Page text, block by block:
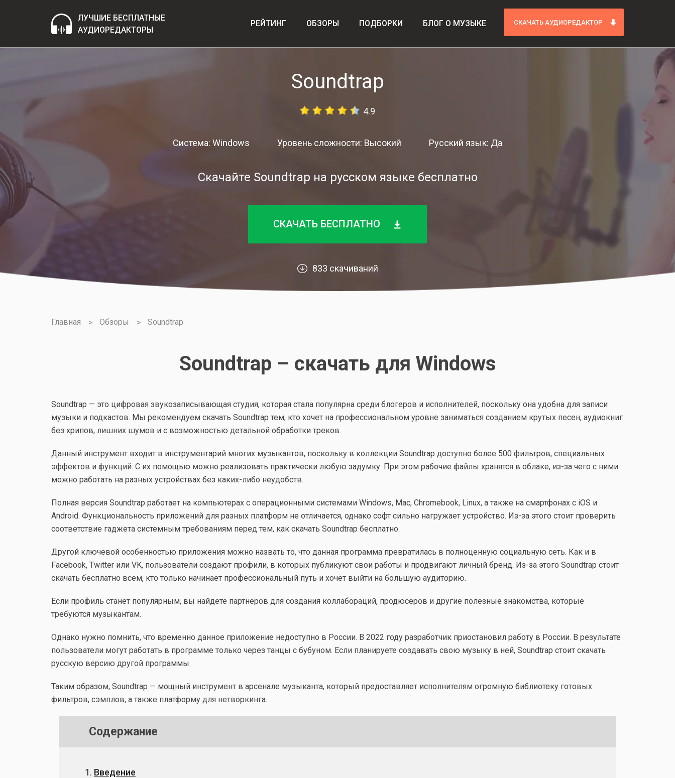
ЛУЧШИЕ БЕСПЛАТНЫЕ
АУДИОРЕДАКТОРЫ
РЕЙТИНГ ОБЗОРЫ ПОДБОРКИ БЛОГ О МУЗЫКЕ СКАЧАТЬ АУДИОРЕДАКТОР
Soundtrap
4.9
Система: Windows Уровень сложности: Высокий Русский язык: Да
Скачайте Soundtrap на русском языке бесплатно
СКАЧАТЬ БЕСПЛАТНО
833 скачиваний
Главная Обзоры Soundtrap
Soundtrap – скачать для Windows
Soundtrap — это цифровая звукозаписывающая студия, которая стала популярна среди блогеров и исполнителей, поскольку она удобна для записи
музыки и подкастов. Мы рекомендуем скачать Soundtrap тем, кто хочет на профессиональном уровне заниматься созданием крутых песен, аудиокниг
без хрипов, лишних шумов и с возможностью детальной обработки треков.
Данный инструмент входит в инструментарий многих музыкантов, поскольку в коллекции Soundtrap доступно более 500 фильтров, специальных
эффектов и функций. С их помощью можно реализовать практически любую задумку. При этом рабочие файлы хранятся в облаке, из-за чего с ними
можно работать на разных устройствах без каких-либо неудобств.
Полная версия Soundtrap работает на компьютерах с операционными системами Windows, Mac, Chromebook, Linux, а также на смартфонах с iOS и
Android. Функциональность приложений для разных платформ не отличается, однако софт сильно нагружает устройство. Из-за этого стоит проверить
соответствие гаджета системным требованиям перед тем, как скачать Soundtrap бесплатно.
Другой ключевой особенностью приложения можно назвать то, что данная программа превратилась в полноценную социальную сеть. Как и в
Facebook, Twitter или VK, пользователи создают профили, в которых публикуют свои работы и продвигают личный бренд. Из-за этого Soundtrap стоит
скачать бесплатно всем, кто только начинает профессиональный путь и хочет выйти на большую аудиторию.
Если профиль станет популярным, вы найдете партнеров для создания коллабораций, продюсеров и другие полезные знакомства, которые
требуются музыкантам.
Однако нужно помнить, что временно данное приложение недоступно в России. В 2022 году разработчик приостановил работу в России. В результате
пользователи могут работать в программе только через танцы с бубуном. Если планируете создавать свою музыку в ней, Soundtrap стоит скачать
русскую версию другой программы.
Таким образом, Soundtrap — мощный инструмент в арсенале музыканта, который предоставляет исполнителям огромную библиотеку готовых
фильтров, сэмплов, а также платформу для нетворкинга.
Содержание
Введение